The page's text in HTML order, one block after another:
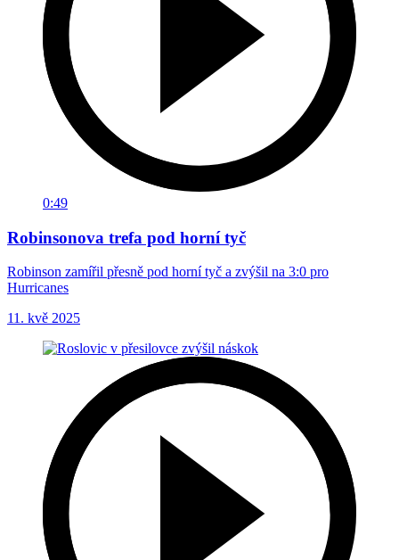
0:49
Robinsonova trefa pod horní tyč
Robinson zamířil přesně pod horní tyč a zvýšil na 3:0 pro
Hurricanes
11. kvě 2025